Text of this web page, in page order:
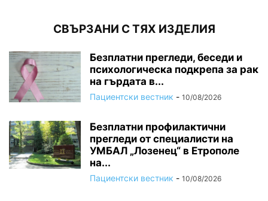
СВЪРЗАНИ С ТЯХ ИЗДЕЛИЯ
Безплатни прегледи, беседи и
психологическа подкрепа за рак
на гърдата в...
Пациентски вестник - 10/08/2026
Безплатни профилактични
прегледи от специалисти на
УМБАЛ „Лозенец“ в Етрополе
на...
Пациентски вестник - 10/08/2026